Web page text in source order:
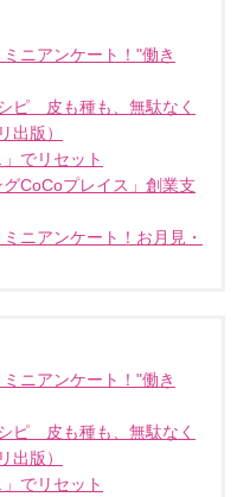
ニアンケート！"働き
ピ 皮も種も、無駄なく
出版）
でリセット
CoCoプレイス」創業支
ニアンケート！お月見・
ニアンケート！"働き
ピ 皮も種も、無駄なく
出版）
でリセット